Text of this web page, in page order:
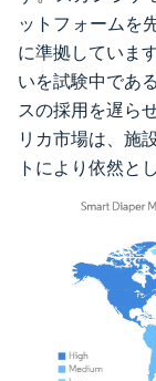
ットフォームを
に準拠していま
いを試験中であ
スの採用を遅ら
リカ市場は、施
トにより依然と